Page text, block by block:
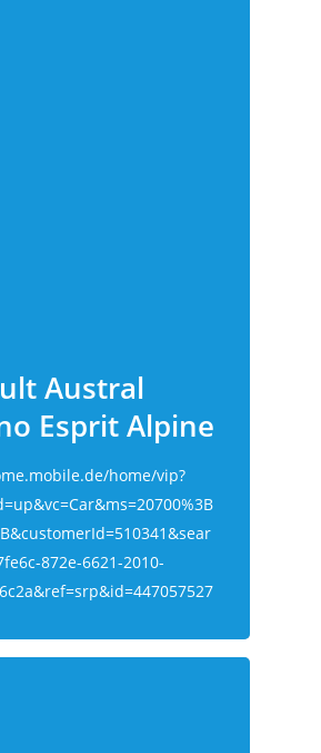
Austral
Esprit Alpine
home/vip?
872e-6621-2010-